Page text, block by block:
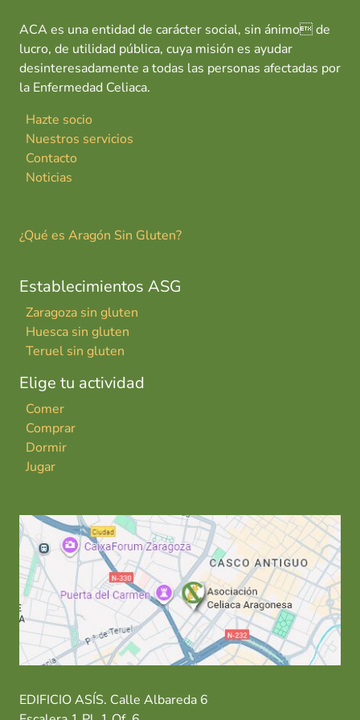
ACA es una entidad de carácter social, sin ánimo de
lucro, de utilidad pública, cuya misión es ayudar
desinteresadamente a todas las personas afectadas por
la Enfermedad Celiaca.
Hazte socio
Nuestros servicios
Contacto
Noticias
¿Qué es Aragón Sin Gluten?
Establecimientos ASG
Zaragoza sin gluten
Huesca sin gluten
Teruel sin gluten
Elige tu actividad
Comer
Comprar
Dormir
Jugar
EDIFICIO ASÍS. Calle Albareda 6